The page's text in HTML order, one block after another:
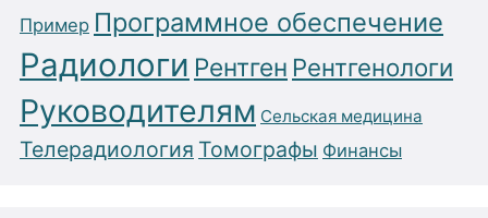
Пример Программное обеспечение
Радиологи Рентген Рентгенологи
Руководителям Сельская медицина
Телерадиология Томографы Финансы